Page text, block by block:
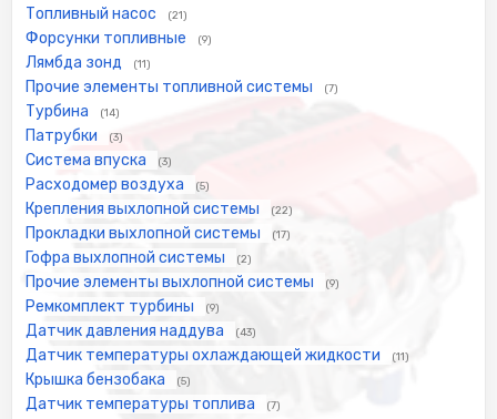
Топливный насос (21)
Форсунки топливные (9)
Лямбда зонд (11)
Прочие элементы топливной системы (7)
Турбина (14)
Патрубки (3)
Система впуска (3)
Расходомер воздуха (5)
Крепления выхлопной системы (22)
Прокладки выхлопной системы (17)
Гофра выхлопной системы (2)
Прочие элементы выхлопной системы (9)
Ремкомплект турбины (9)
Датчик давления наддува (43)
Датчик температуры охлаждающей жидкости (11)
Крышка бензобака (5)
Датчик температуры топлива (7)